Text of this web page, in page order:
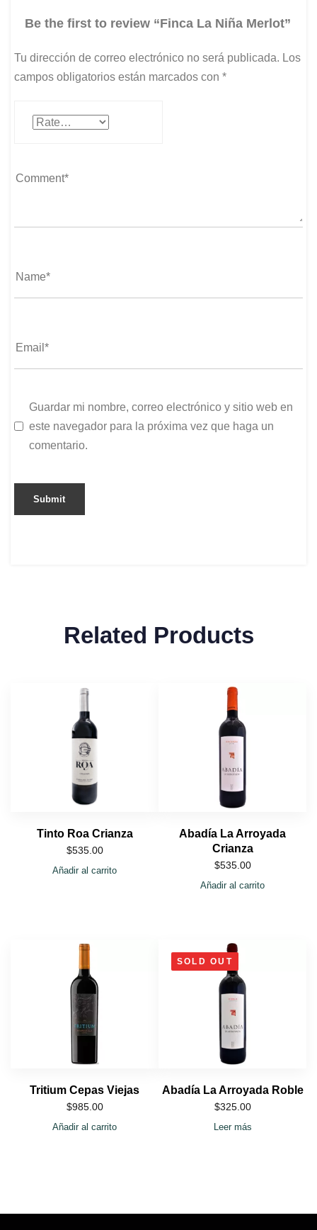
Be the first to review “Finca La Niña Merlot”
Tu dirección de correo electrónico no será publicada. Los
campos obligatorios están marcados con *
Guardar mi nombre, correo electrónico y sitio web en
este navegador para la próxima vez que haga un
comentario.
Related Products
Tinto Roa Crianza
$535.00
Añadir al carrito
Abadía La Arroyada
Crianza
$535.00
Añadir al carrito
Tritium Cepas Viejas
$985.00
Añadir al carrito
SOLD OUT
Abadía La Arroyada Roble
$325.00
Leer más